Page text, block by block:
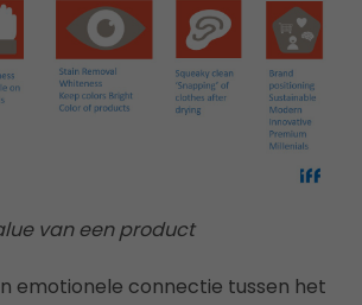
van een product
emotionele connectie tussen het